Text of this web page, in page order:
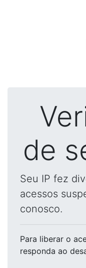
de
Seu IP fez
acessos
conosco.
Para liberar o
responda ao